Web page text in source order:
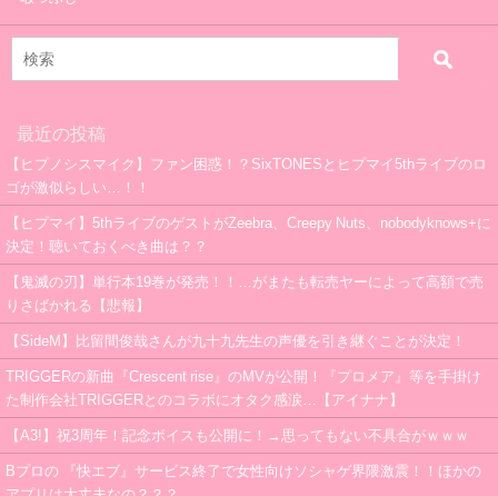
最近の投稿
【ヒプノシスマイク】ファン困惑！？SixTONESとヒプマイ5thライブのロ
ゴが激似らしい…！！
【ヒプマイ】5thライブのゲストがZeebra、Creepy Nuts、nobodyknows+に
決定！聴いておくべき曲は？？
【鬼滅の刃】単行本19巻が発売！！…がまたも転売ヤーによって高額で売
りさばかれる【悲報】
【SideM】比留間俊哉さんが九十九先生の声優を引き継ぐことが決定！
TRIGGERの新曲『Crescent rise』のMVが公開！『プロメア』等を手掛け
た制作会社TRIGGERとのコラボにオタク感涙…【アイナナ】
【A3!】祝3周年！記念ボイスも公開に！→思ってもない不具合がｗｗｗ
Bプロの 『快エブ』サービス終了で女性向けソシャゲ界隈激震！！ほかの